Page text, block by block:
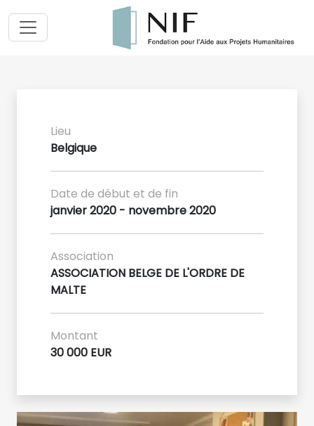
Lieu
Belgique
Date de début et de fin
janvier 2020 - novembre 2020
Association
ASSOCIATION BELGE DE L'ORDRE DE
MALTE
Montant
30 000 EUR